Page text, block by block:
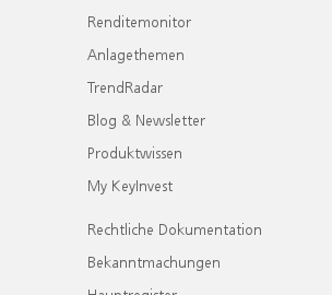
Renditemonitor
Anlagethemen
TrendRadar
Blog & Newsletter
Produktwissen
My KeyInvest
Rechtliche Dokumentation
Bekanntmachungen